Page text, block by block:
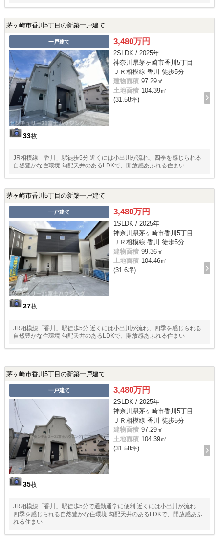
茅ヶ崎市香川5丁目の新築一戸建て
一戸建て
33枚
3,480万円
2SLDK / 2025年
神奈川県茅ヶ崎市香川5丁目
ＪＲ相模線 香川 徒歩5分
建物面積 97.29㎡
土地面積 104.39㎡
(31.58坪)
JR相模線「香川」駅徒歩5分 近くには小出川が流れ、四季を感じられる
自然豊かな住環境 勾配天井のあるLDKで、開放感あふれる住まい
茅ヶ崎市香川5丁目の新築一戸建て
一戸建て
27枚
3,480万円
1SLDK / 2025年
神奈川県茅ヶ崎市香川5丁目
ＪＲ相模線 香川 徒歩5分
建物面積 99.36㎡
土地面積 104.46㎡
(31.6坪)
JR相模線「香川」駅徒歩5分 近くには小出川が流れ、四季を感じられる
自然豊かな住環境 勾配天井のあるLDKで、開放感あふれる住まい
茅ヶ崎市香川5丁目の新築一戸建て
一戸建て
35枚
3,480万円
2SLDK / 2025年
神奈川県茅ヶ崎市香川5丁目
ＪＲ相模線 香川 徒歩5分
建物面積 97.29㎡
土地面積 104.39㎡
(31.58坪)
JR相模線「香川」駅徒歩5分で通勤通学に便利 近くには小出川が流れ、
四季を感じられる自然豊かな住環境 勾配天井のあるLDKで、開放感あふ
れる住まい